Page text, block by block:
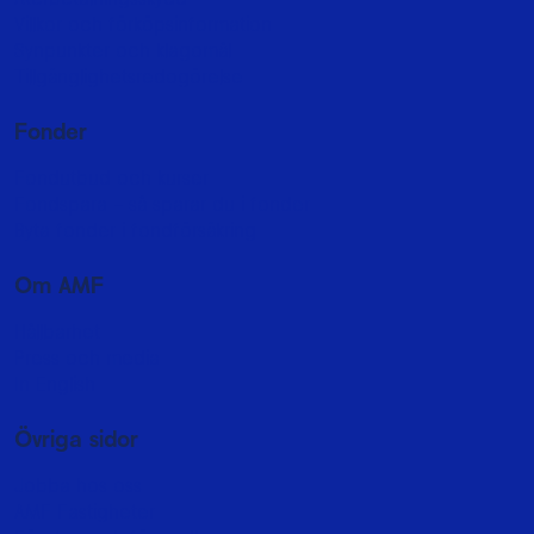
Fonder
Om AMF
Övriga sidor